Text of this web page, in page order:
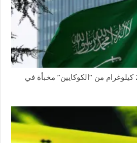
السعودية تحبط تهريب 2.6 كيلوغرام من “الكوكايين” مخبأة في